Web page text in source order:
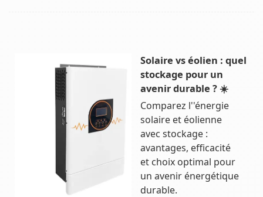
Solaire vs éolien : quel
stockage pour un
avenir durable ? ☀️
Comparez l''énergie
solaire et éolienne
avec stockage :
avantages, efficacité
et choix optimal pour
un avenir énergétique
durable.